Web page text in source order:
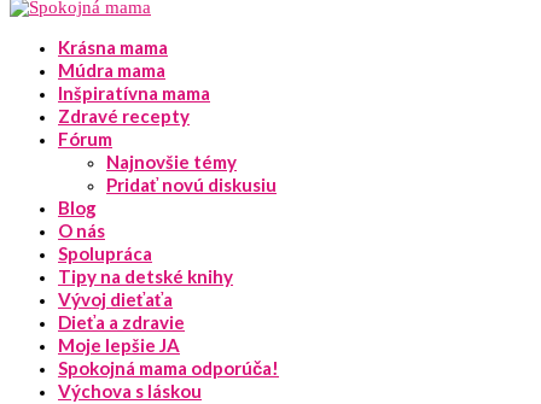
Krásna mama
Múdra mama
Inšpiratívna mama
Zdravé recepty
Fórum
Najnovšie témy
Pridať novú diskusiu
Blog
O nás
Spolupráca
Tipy na detské knihy
Vývoj dieťaťa
Dieťa a zdravie
Moje lepšie JA
Spokojná mama odporúča!
Výchova s láskou